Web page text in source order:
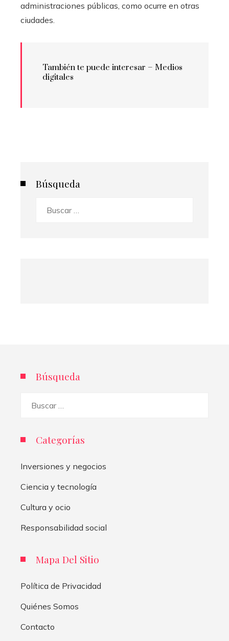
administraciones públicas, como ocurre en otras
ciudades.
También te puede interesar – Medios
digitales
Búsqueda
Búsqueda
Categorías
Inversiones y negocios
Ciencia y tecnología
Cultura y ocio
Responsabilidad social
Mapa Del Sitio
Política de Privacidad
Quiénes Somos
Contacto